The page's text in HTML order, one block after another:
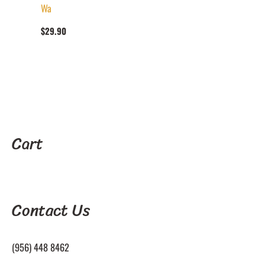
Wa
$29.90
Cart
Contact Us
(956) 448 8462